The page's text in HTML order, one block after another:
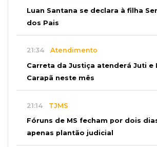
Luan Santana se declara à filha
dos Pais
21:34 Atendimento
Carreta da Justiça atenderá Juti e
Carapã neste mês
21:14 TJMS
Fóruns de MS fecham por dois
apenas plantão judicial